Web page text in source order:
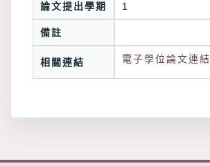
論文提出學期 1
備註
相關連結 電子學位論文連結